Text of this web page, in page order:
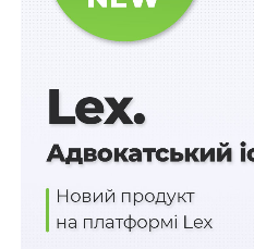
попередньому власнику. На
вимог чи заперечень
документи про свої права
це містяться у Державному
майно, вони є офіційним
легалізацією фактів
Так є в законі, так
означає запис у реєстрі?